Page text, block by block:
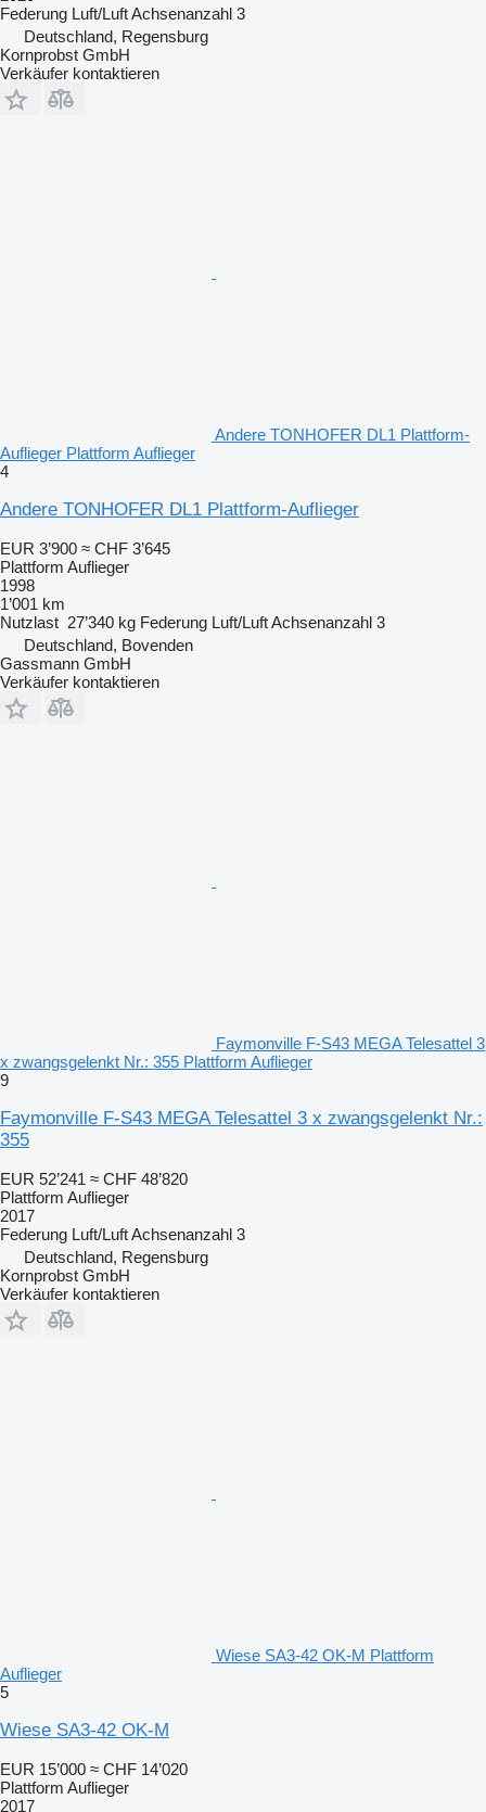
Federung Luft/LuftAchsenanzahl 3
Deutschland, Regensburg
Kornprobst GmbH
Verkäufer kontaktieren
Andere TONHOFER DL1 Plattform-
Auflieger Plattform Auflieger
4
Andere TONHOFER DL1 Plattform-Auflieger
EUR 3’900 ≈ CHF 3’645
Plattform Auflieger
1998
1’001 km
Nutzlast 27’340 kg Federung Luft/LuftAchsenanzahl 3
Deutschland, Bovenden
Gassmann GmbH
Verkäufer kontaktieren
Faymonville F-S43 MEGA Telesattel 3
x zwangsgelenkt Nr.: 355 Plattform Auflieger
9
Faymonville F-S43 MEGA Telesattel 3 x zwangsgelenkt Nr.:
355
EUR 52’241 ≈ CHF 48’820
Plattform Auflieger
2017
Federung Luft/LuftAchsenanzahl 3
Deutschland, Regensburg
Kornprobst GmbH
Verkäufer kontaktieren
Wiese SA3-42 OK-M Plattform
Auflieger
5
Wiese SA3-42 OK-M
EUR 15’000 ≈ CHF 14’020
Plattform Auflieger
2017